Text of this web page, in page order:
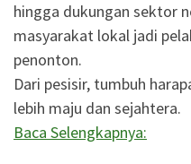
hingga dukungan sektor
masyarakat lokal jadi
penonton.
Dari pesisir, tumbuh
lebih maju dan sejahtera.
Baca Selengkapnya: